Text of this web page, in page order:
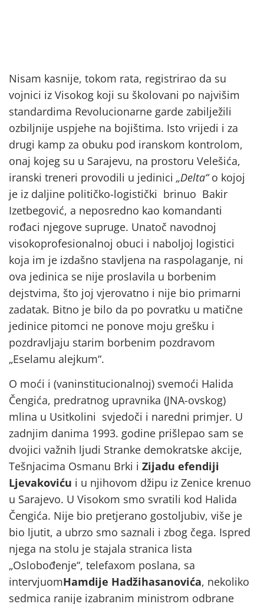
Nisam kasnije, tokom rata, registrirao da su
vojnici iz Visokog koji su školovani po najvišim
standardima Revolucionarne garde zabilježili
ozbiljnije uspjehe na bojištima. Isto vrijedi i za
drugi kamp za obuku pod iranskom kontrolom,
onaj kojeg su u Sarajevu, na prostoru Velešića,
iranski treneri provodili u jedinici „Delta“o kojoj
je iz daljine političko-logistički brinuo Bakir
Izetbegović, a neposredno kao komandanti
rođaci njegove supruge. Unatoč navodnoj
visokoprofesionalnoj obuci i naboljoj logistici
koja im je izdašno stavljena na raspolaganje, ni
ova jedinica se nije proslavila u borbenim
dejstvima, što joj vjerovatno i nije bio primarni
zadatak. Bitno je bilo da po povratku u matične
jedinice pitomci ne ponove moju grešku i
pozdravljaju starim borbenim pozdravom
„Eselamu alejkum“.
O moći i (vaninstitucionalnoj) svemoći Halida
Čengića, predratnog upravnika (JNA-ovskog)
mlina u Usitkolini svjedoči i naredni primjer. U
zadnjim danima 1993. godine prišlepao sam se
dvojici važnih ljudi Stranke demokratske akcije,
Tešnjacima Osmanu Brki i Zijadu efendiji
Ljevakoviću i u njihovom džipu iz Zenice krenuo
u Sarajevo. U Visokom smo svratili kod Halida
Čengića. Nije bio pretjerano gostoljubiv, više je
bio ljutit, a ubrzo smo saznali i zbog čega. Ispred
njega na stolu je stajala stranica lista
„Oslobođenje“, telefaxom poslana, sa
intervjuomHamdije Hadžihasanovića, nekoliko
sedmica ranije izabranim ministrom odbrane